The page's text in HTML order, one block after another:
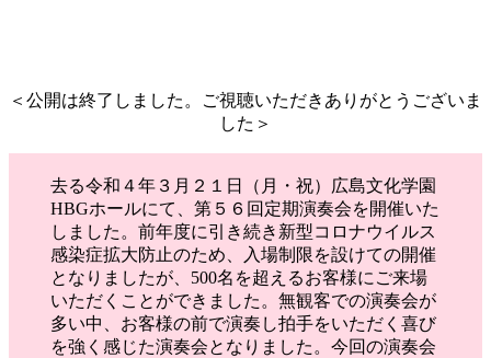
＜公開は終了しました。ご視聴いただきありがとうございま
した＞
去る令和４年３月２１日（月・祝）広島文化学園
HBGホールにて、第５６回定期演奏会を開催いた
しました。前年度に引き続き新型コロナウイルス
感染症拡大防止のため、入場制限を設けての開催
となりましたが、500名を超えるお客様にご来場
いただくことができました。無観客での演奏会が
多い中、お客様の前で演奏し拍手をいただく喜び
を強く感じた演奏会となりました。今回の演奏会